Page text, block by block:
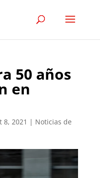
50 años
en
8, 2021 | Noticias de